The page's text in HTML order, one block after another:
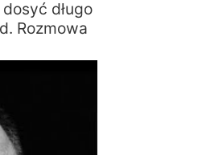
długo
Rozmowa